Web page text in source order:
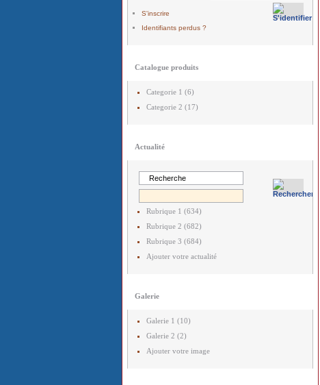
S'inscrire
Identifiants perdus ?
Catalogue produits
Categorie 1 (6)
Categorie 2 (17)
Actualité
Rubrique 1 (634)
Rubrique 2 (682)
Rubrique 3 (684)
Ajouter votre actualité
Galerie
Galerie 1 (10)
Galerie 2 (2)
Ajouter votre image